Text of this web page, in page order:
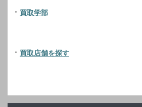
買取学部
買取店舗を探す